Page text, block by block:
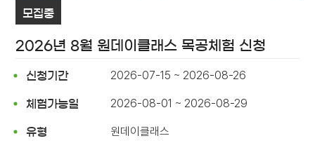
모집중
2026년 8월 원데이클래스 목공체험 신청
신청기간 2026-07-15 ~ 2026-08-26
체험가능일 2026-08-01 ~ 2026-08-29
유형 원데이클래스